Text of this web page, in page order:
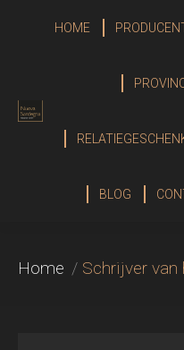
HOME
BLOG
Je bent hier:
Home Schrijver van